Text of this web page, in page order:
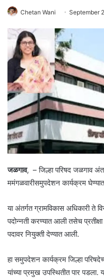
Chetan Wani September
जळगाव, – जिल्हा परिषद जळगाव
ममंगळवारीसमुपदेशन कार्यक्रम
या अंतर्गत ग्रामविकास अधिकारी ते
पदोन्नती करण्यात आली तसेच
पदावर नियुक्ती देण्यात आली.
हा समुपदेशन कार्यक्रम जिल्हा
यांच्या प्रमुख उपस्थितीत पार पडला.